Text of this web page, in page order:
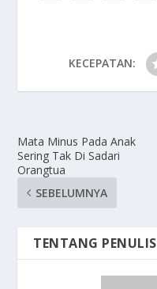
KECEPATAN:
Mata Minus Pada Anak
Sering Tak Di Sadari
Orangtua
SEBELUMNYA
TENTANG PENULIS